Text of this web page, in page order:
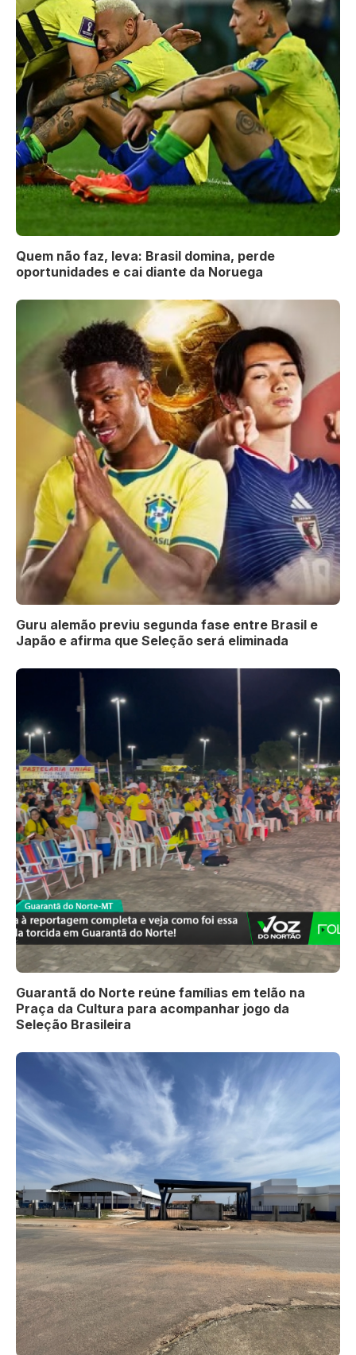
Quem não faz, leva: Brasil domina, perde
oportunidades e cai diante da Noruega
Guru alemão previu segunda fase entre Brasil e
Japão e afirma que Seleção será eliminada
Guarantã do Norte reúne famílias em telão na
Praça da Cultura para acompanhar jogo da
Seleção Brasileira